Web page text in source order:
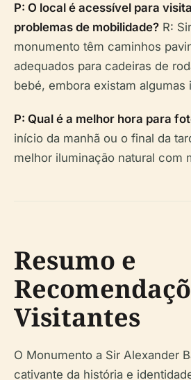
P: O local é acessível para
problemas de mobilidade? R:
monumento têm caminhos
adequados para cadeiras de
bebé, embora existam
P: Qual é a melhor hora para
início da manhã ou o final da
melhor iluminação natural com
Resumo e
Visitantes
O Monumento a Sir Alexander
cativante da história e